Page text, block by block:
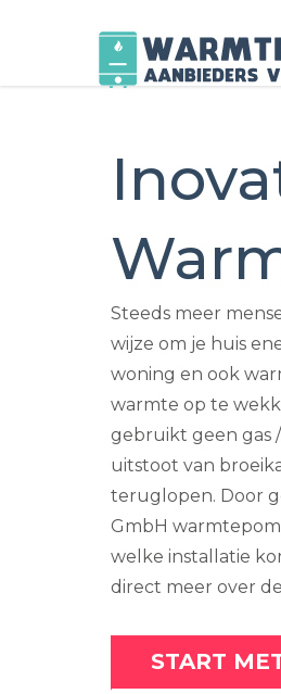
Steeds meer
wijze om je huis
woning en ook
warmte op te
gebruikt geen gas
uitstoot van
teruglopen. Door
GmbH
welke installatie
direct meer over de
START